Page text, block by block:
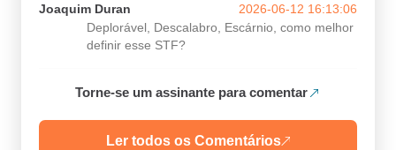
Joaquim Duran
2026-06-12 16:13:06
Deplorável, Descalabro, Escárnio, como melhor
definir esse STF?
Torne-se um assinante para comentar
Ler todos os Comentários